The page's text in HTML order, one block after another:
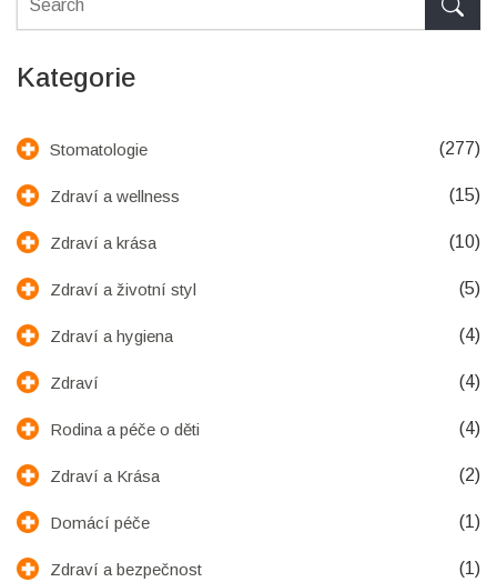
Kategorie
Stomatologie (277)
Zdraví a wellness (15)
Zdraví a krása (10)
Zdraví a životní styl (5)
Zdraví a hygiena (4)
Zdraví (4)
Rodina a péče o děti (4)
Zdraví a Krása (2)
Domácí péče (1)
Zdraví a bezpečnost (1)